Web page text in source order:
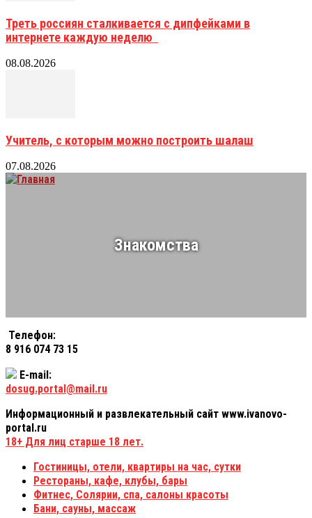
Треть россиян сталкивается с дипфейками в
интернете каждую неделю
08.08.2026
Учитель, с которым можно построить шалаш
07.08.2026
Знакомства
Телефон:
8 916 074 73 15
E-mail:
dosug.portal@mail.ru
Информационный и развлекательный сайт www.ivanovo-
portal.ru
18+ Для лиц старше 18 лет.
Гостиницы, отели, квартиры на час, сутки
Рестораны, кафе, клубы, бары
Фитнес, Солярии, спа, салоны красоты
Бани, сауны, массаж